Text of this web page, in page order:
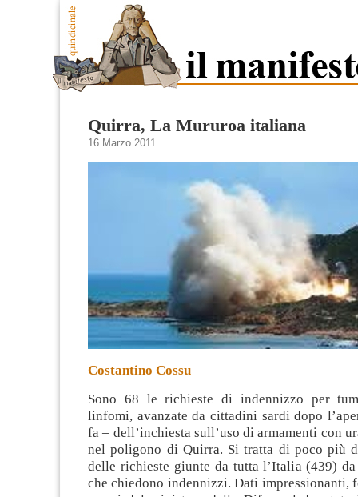
Quirra, La Mururoa italiana
16 Marzo 2011
Costantino Cossu
Sono 68 le richieste di indennizzo per
linfomi, avanzate da cittadini sardi dopo
fa – dell’inchiesta sull’uso di armamenti con
nel poligono di Quirra. Si tratta di poco più
delle richieste giunte da tutta l’Italia (439)
che chiedono indennizzi. Dati